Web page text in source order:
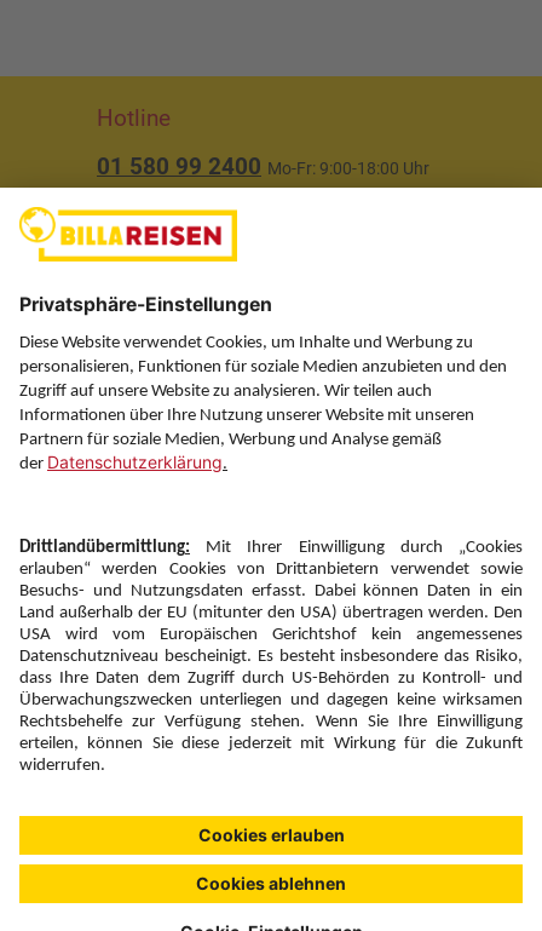
Hotline
01 580 99 2400 Mo-Fr: 9:00-18:00 Uhr
Über uns
Service
Information
Folgen Sie uns auf
Newsletter:
Anmelden
Fairness und
Unsere Inhalte: Standards und
Meldung
Copyright © 2026 DERTOUR Austria GmbH